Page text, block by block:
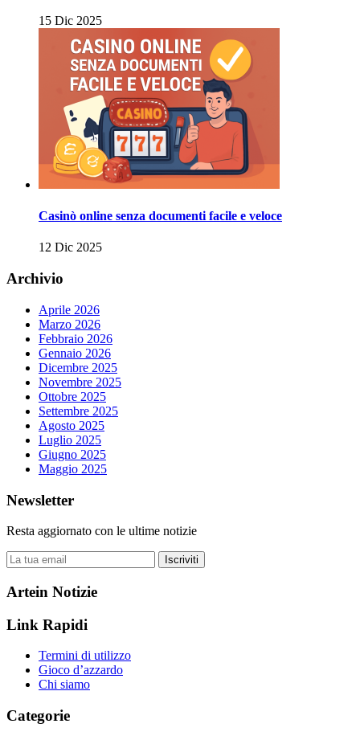
15 Dic 2025
Casinò online senza documenti facile e veloce
12 Dic 2025
Archivio
Aprile 2026
Marzo 2026
Febbraio 2026
Gennaio 2026
Dicembre 2025
Novembre 2025
Ottobre 2025
Settembre 2025
Agosto 2025
Luglio 2025
Giugno 2025
Maggio 2025
Newsletter
Resta aggiornato con le ultime notizie
Iscriviti
Artein Notizie
Link Rapidi
Termini di utilizzo
Gioco d’azzardo
Chi siamo
Categorie